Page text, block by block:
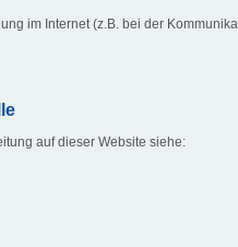
im Internet (z.B. bei der
auf dieser Website siehe: